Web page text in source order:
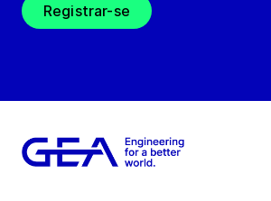
Registrar-se